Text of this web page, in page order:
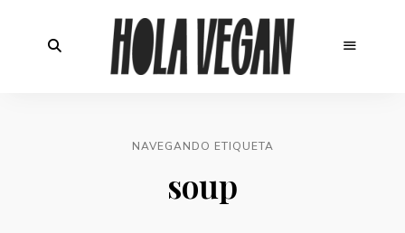
NAVEGANDO ETIQUETA
soup